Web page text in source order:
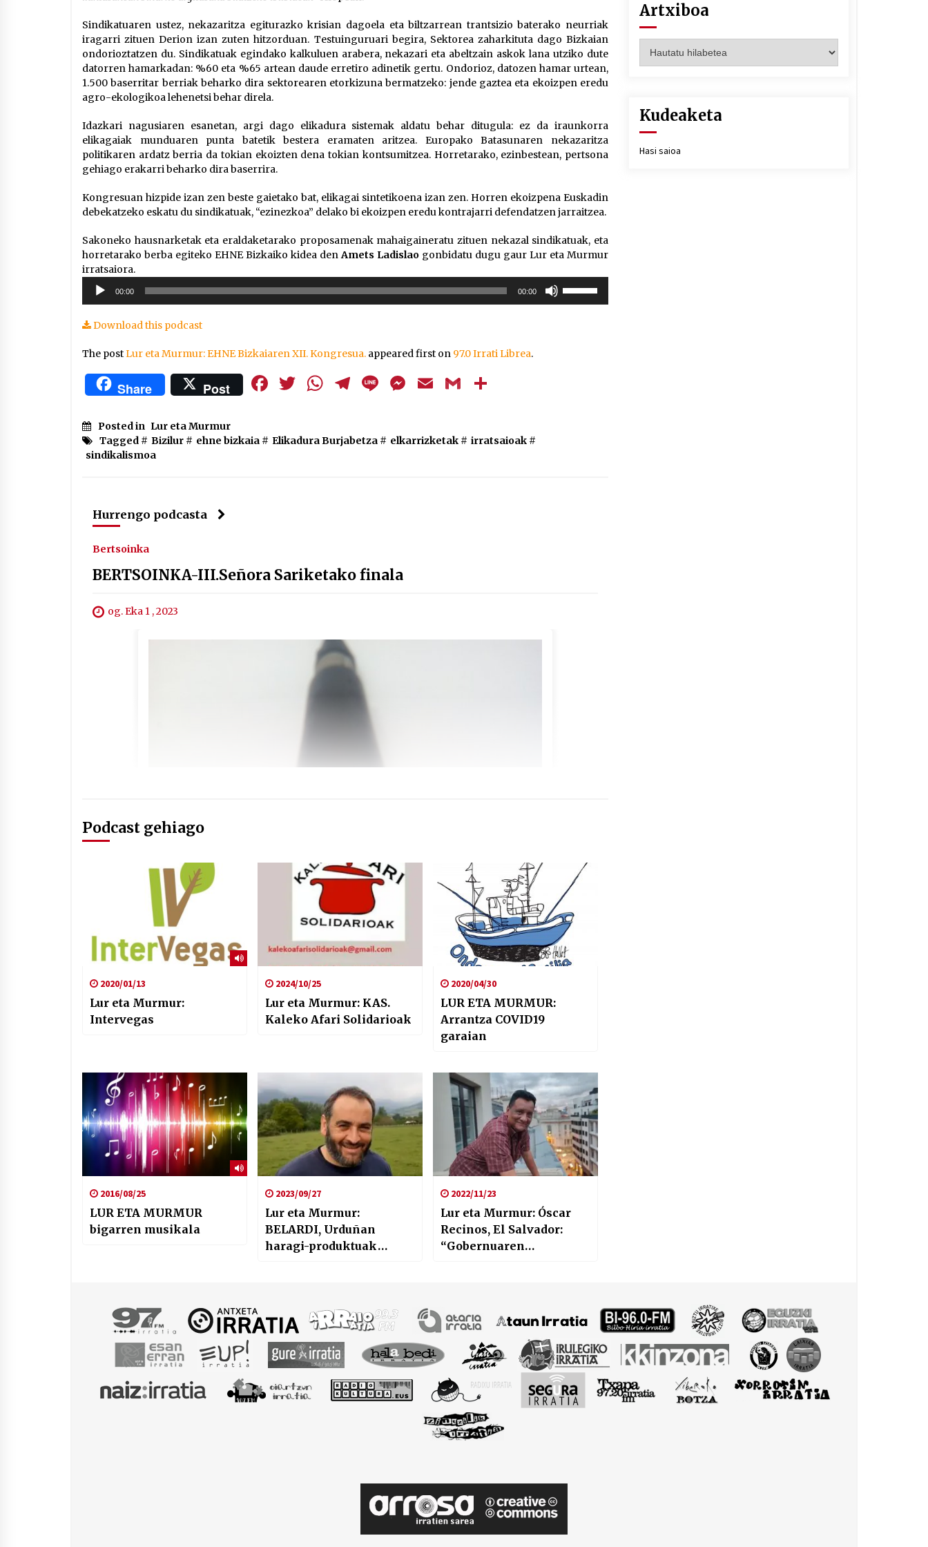
Sindikatuaren ustez, nekazaritza egiturazko krisian dagoela eta biltzarrean trantsizio baterako neurriak
iragarri zituen Derion izan zuten hitzorduan. Testuinguruari begira, Sektorea zaharkituta dago Bizkaian
ondorioztatzen du. Sindikatuak egindako kalkuluen arabera, nekazari eta abeltzain askok lana utziko dute
datorren hamarkadan: %60 eta %65 artean daude erretiro adinetik gertu. Ondorioz, datozen hamar urtean,
1.500 baserritar berriak beharko dira sektorearen etorkizuna bermatzeko: jende gaztea eta ekoizpen eredu
agro-ekologikoa lehenetsi behar direla.
Idazkari nagusiaren esanetan, argi dago elikadura sistemak aldatu behar ditugula: ez da iraunkorra
elikagaiak munduaren punta batetik bestera eramaten aritzea. Europako Batasunaren nekazaritza
politikaren ardatz berria da tokian ekoizten dena tokian kontsumitzea. Horretarako, ezinbestean, pertsona
gehiago erakarri beharko dira baserrira.
Kongresuan hizpide izan zen beste gaietako bat, elikagai sintetikoena izan zen. Horren ekoizpena Euskadin
debekatzeko eskatu du sindikatuak, “ezinezkoa” delako bi ekoizpen eredu kontrajarri defendatzen jarraitzea.
Sakoneko hausnarketak eta eraldaketarako proposamenak mahaigaineratu zituen nekazal sindikatuak, eta
horretarako berba egiteko EHNE Bizkaiko kidea denAmets Ladislao gonbidatu dugu gaur Lur eta Murmur
irratsaiora.
Soinu
erreproduzigailua
00:00 00:00
Download this podcast
The postLur eta Murmur: EHNE Bizkaiaren XII. Kongresua. appeared first on 97.0 Irrati Librea.
Share Post Facebook
Twitter
WhatsApp
Telegram
LineMessenger
EmailGmail
Posted in Lur eta Murmur
Tagged # Bizilur # ehne bizkaia # Elikadura Burjabetza # elkarrizketak # irratsaioak #
sindikalismoa
Hurrengo podcasta
Bertsoinka
BERTSOINKA-III.Señora Sariketako finala
og. Eka 1 , 2023
Podcast gehiago
2020/01/13
Lur eta Murmur:
Intervegas
2024/10/25
Lur eta Murmur: KAS.
Kaleko Afari Solidarioak
2020/04/30
LUR ETA MURMUR:
Arrantza COVID19
garaian
2016/08/25
LUR ETA MURMUR
bigarren musikala
2023/09/27
Lur eta Murmur:
BELARDI, Urduñan
haragi-produktuak
2022/11/23
Lur eta Murmur: Óscar
Recinos, El Salvador:
“Gobernuaren
Artxiboa
Kudeaketa
Hasi saioa